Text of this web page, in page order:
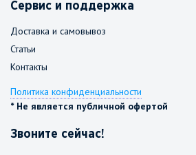
Сервис и поддержка
Доставка и самовывоз
Статьи
Контакты
Политика конфиденциальности
* Не является публичной офертой
Звоните сейчас!